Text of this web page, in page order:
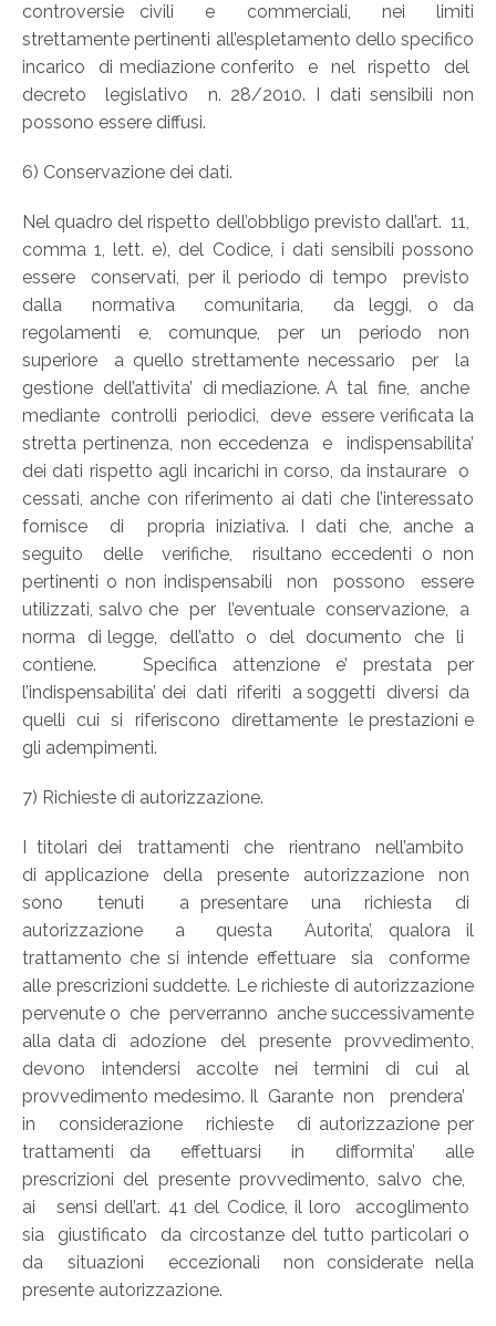
controversie civili e commerciali, nei limiti
strettamente pertinenti all’espletamento dello specifico
incarico di mediazione conferito e nel rispetto del
decreto legislativo n. 28/2010. I dati sensibili non
possono essere diffusi.
6) Conservazione dei dati.
Nel quadro del rispetto dell’obbligo previsto dall’art. 11,
comma 1, lett. e), del Codice, i dati sensibili possono
essere conservati, per il periodo di tempo previsto
dalla normativa comunitaria, da leggi, o da
regolamenti e, comunque, per un periodo non
superiore a quello strettamente necessario per la
gestione dell’attivita’ di mediazione. A tal fine, anche
mediante controlli periodici, deve essere verificata la
stretta pertinenza, non eccedenza e indispensabilita’
dei dati rispetto agli incarichi in corso, da instaurare o
cessati, anche con riferimento ai dati che l’interessato
fornisce di propria iniziativa. I dati che, anche a
seguito delle verifiche, risultano eccedenti o non
pertinenti o non indispensabili non possono essere
utilizzati, salvo che per l’eventuale conservazione, a
norma di legge, dell’atto o del documento che li
contiene. Specifica attenzione e’ prestata per
l’indispensabilita’ dei dati riferiti a soggetti diversi da
quelli cui si riferiscono direttamente le prestazioni e
gli adempimenti.
7) Richieste di autorizzazione.
I titolari dei trattamenti che rientrano nell’ambito
di applicazione della presente autorizzazione non
sono tenuti a presentare una richiesta di
autorizzazione a questa Autorita’, qualora il
trattamento che si intende effettuare sia conforme
alle prescrizioni suddette. Le richieste di autorizzazione
pervenute o che perverranno anche successivamente
alla data di adozione del presente provvedimento,
devono intendersi accolte nei termini di cui al
provvedimento medesimo. Il Garante non prendera’
in considerazione richieste di autorizzazione per
trattamenti da effettuarsi in difformita’ alle
prescrizioni del presente provvedimento, salvo che,
ai sensi dell’art. 41 del Codice, il loro accoglimento
sia giustificato da circostanze del tutto particolari o
da situazioni eccezionali non considerate nella
presente autorizzazione.